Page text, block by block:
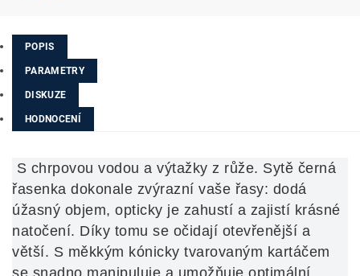
POPIS
PARAMETRY
DISKUZE
HODNOCENÍ
S chrpovou vodou a výtažky z růže. Sytě černá
řasenka dokonale zvýrazní vaše řasy: dodá
úžasný objem, opticky je zahustí a zajistí krásné
natočení. Díky tomu se očidají otevřenější a
větší. S měkkým kónicky tvarovaným kartáčem
se snadno manipuluje a umožňuje optimální